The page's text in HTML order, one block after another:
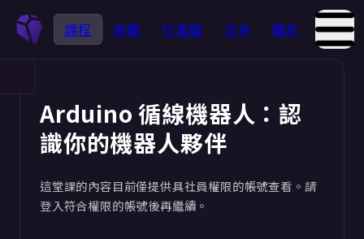
課程 新聞 行事曆 文件 關於
Arduino 循線機器人：認
識你的機器人夥伴
這堂課的內容目前僅提供具社員權限的帳號查看。請
登入符合權限的帳號後再繼續。